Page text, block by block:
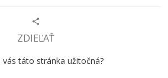
ZDIEĽAŤ
vás táto stránka užitočná?